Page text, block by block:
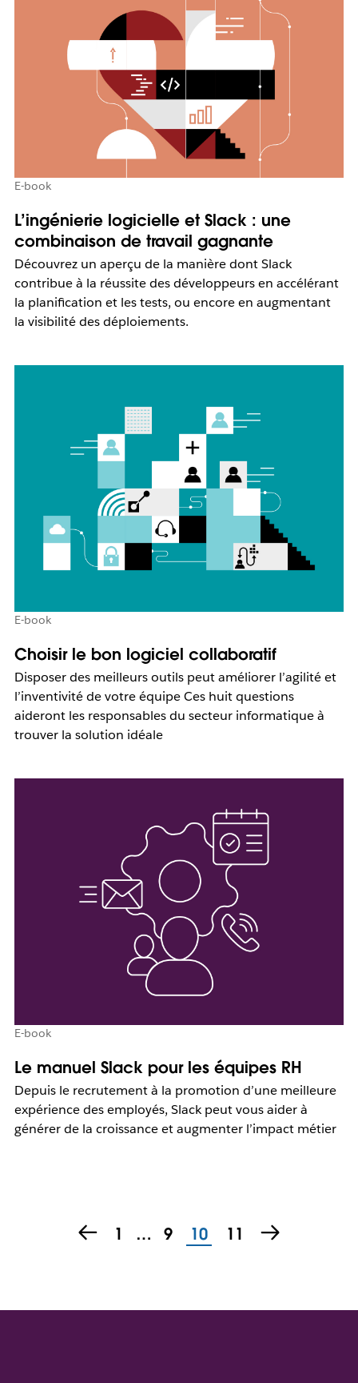
E-book
L’ingénierie logicielle et Slack : une
combinaison de travail gagnante
Découvrez un aperçu de la manière dont Slack
contribue à la réussite des développeurs en accélérant
la planification et les tests, ou encore en augmentant
la visibilité des déploiements.
E-book
Choisir le bon logiciel collaboratif
Disposer des meilleurs outils peut améliorer l’agilité et
l’inventivité de votre équipe Ces huit questions
aideront les responsables du secteur informatique à
trouver la solution idéale
E-book
Le manuel Slack pour les équipes RH
Depuis le recrutement à la promotion d’une meilleure
expérience des employés, Slack peut vous aider à
générer de la croissance et augmenter l’impact métier
1 … 9 10 11